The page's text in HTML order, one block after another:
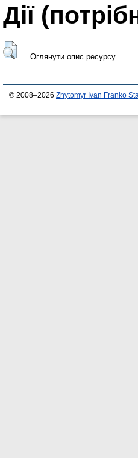
Дії
Оглянути опис ресурсу
© 2008–2026 Zhytomyr Ivan Franko